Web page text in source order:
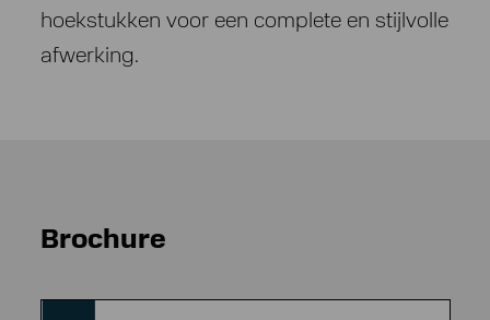
hoekstukken voor een complete en stijlvolle
afwerking.
Brochure